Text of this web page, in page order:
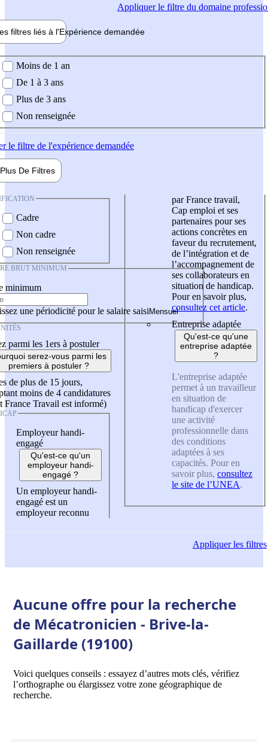
Appliquerle filtre du domaine
filtres liés à l'Expérience demandée
demandée
Moins de 1 an
De 1 à 3 ans
Plus de 3 ans
Non renseignée
le filtre de l'expérience demandée
Plus De Filtres
Cadre
Non cadre
Non renseignée
BRUT MINIMUM
minimum
une périodicité pour le salaire saisi
parmi les 1ers à postuler
serez-vous parmi les
premiers à postuler ?
de plus de 15 jours,
moins de 4 candidatures
France Travail est informé)
Employeur handi-
engagé
Qu'est-ce qu'un
employeur handi-
engagé ?
Un employeur handi-
engagé est un
employeur reconnu
par France travail,
Cap emploi et ses
partenaires pour ses
actions concrètes en
faveur du recrutement,
de l’intégration et de
l’accompagnement de
ses collaborateurs en
situation de handicap.
Pour en savoir plus,
consultez cet article.
Entreprise adaptée
Qu'est-ce qu'une
entreprise adaptée
?
L'entreprise adaptée
permet à un travailleur
en situation de
handicap d'exercer
une activité
professionnelle dans
des conditions
adaptées à ses
capacités. Pour en
savoir plus, consultez
le site de l’UNEA.
Appliquerles filtres
Aucune offre pour la recherche
de Mécatronicien - Brive-la-
Gaillarde (19100)
Voici quelques conseils : essayez d’autres mots clés, vérifiez
l’orthographe ou élargissez votre zone géographique de
recherche.